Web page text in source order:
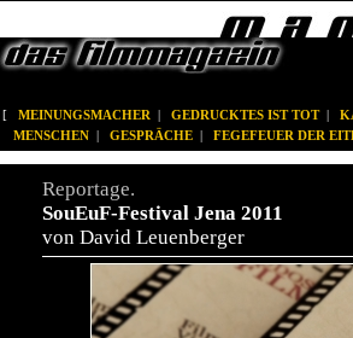
[ MEINUNGSMACHER | GEDRUCKTES IST TOT|
MENSCHEN | GESPRÄCHE | FEGEFEUER DER
Reportage.
SouEuF-Festival Jena 2011
von David Leuenberger